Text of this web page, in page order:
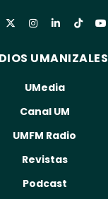
UMANIZALES
UMedia
Canal UM
UMFM Radio
Revistas
Podcast